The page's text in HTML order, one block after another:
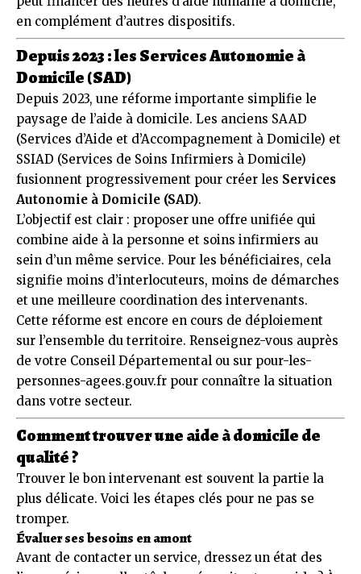
en complément d’autres dispositifs.
Depuis 2023 : les Services Autonomie à
Domicile (SAD)
Depuis 2023, une réforme importante simplifie le
paysage de l’aide à domicile. Les anciens SAAD
(Services d’Aide et d’Accompagnement à Domicile) et
SSIAD (Services de Soins Infirmiers à Domicile)
fusionnent progressivement pour créer les Services
Autonomie à Domicile (SAD).
L’objectif est clair : proposer une offre unifiée qui
combine aide à la personne et soins infirmiers au
sein d’un même service. Pour les bénéficiaires, cela
signifie moins d’interlocuteurs, moins de démarches
et une meilleure coordination des intervenants.
Cette réforme est encore en cours de déploiement
sur l’ensemble du territoire. Renseignez-vous auprès
de votre Conseil Départemental ou sur pour-les-
personnes-agees.gouv.fr pour connaître la situation
dans votre secteur.
Comment trouver une aide à domicile de
qualité ?
Trouver le bon intervenant est souvent la partie la
plus délicate. Voici les étapes clés pour ne pas se
tromper.
Évaluer ses besoins en amont
Avant de contacter un service, dressez un état des